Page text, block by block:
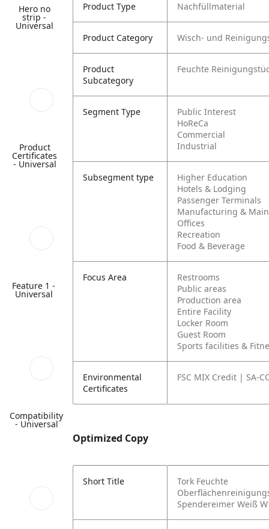
Hero no
strip -
Universal
Product
Certificates
- Universal
Feature 1 -
Universal
Compatibility
- Universal
Product Type Nachfüllmaterial
Product Category Wisch- und
Product
Subcategory
Feuchte
Segment Type
Public Interest
HoReCa
Commercial
Industrial
Subsegment type
Higher Education
Hotels & Lodging
Passenger Terminals
Manufacturing &
Offices
Recreation
Food & Beverage
Focus Area
Restrooms
Public areas
Production area
Entire Facility
Locker Room
Guest Room
Sports facilities &
Environmental
Certificates
FSC MIX Credit | SA-
Optimized Copy
Short Title
Tork Feuchte
Spendereimer Weiß